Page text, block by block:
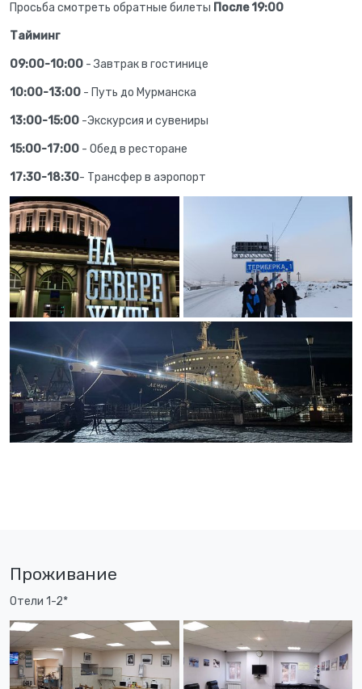
Просьба смотреть обратные билеты После 19:00
Тайминг
09:00-10:00 - Завтрак в гостинице
10:00-13:00 - Путь до Мурманска
13:00-15:00 -Экскурсия и сувениры
15:00-17:00 - Обед в ресторане
17:30-18:30- Трансфер в аэропорт
Проживание
Отели 1-2*